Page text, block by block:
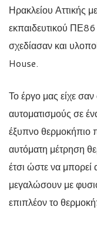
Ηρακλείου Αττικής
εκπαιδευτικού
σχεδίασαν και
House.
Το έργο μας είχε
αυτοματισμούς σε
έξυπνο θερμοκήπιο
αυτόματη μέτρηση
έτσι ώστε να μπορεί
μεγαλώσουν με
επιπλέον το